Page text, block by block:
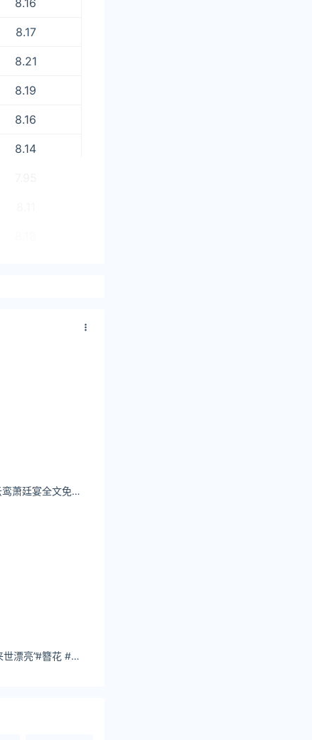
8.16
8.17
8.21
8.19
8.16
8.14
8.02
けん研? (けんけん)云鸾萧廷宴全文免费阅读
张大凡：“今世簪花 来世漂亮”#簪花 #东方美学 #蟳浦女